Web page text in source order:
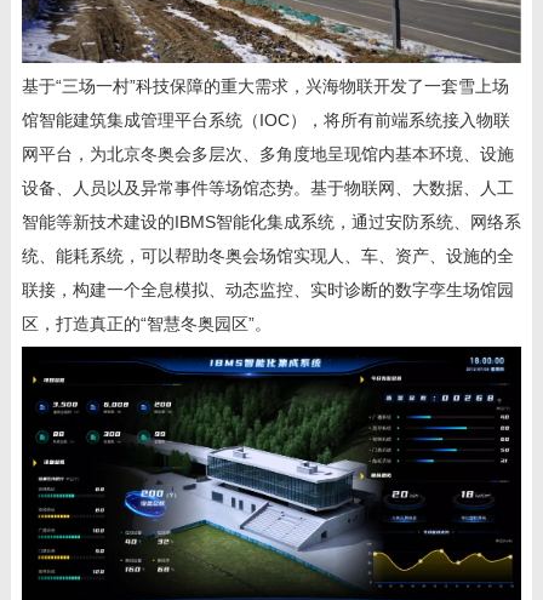
基于“三场一村”科技保障的重大需求，兴海物联开发了一套雪上场
馆智能建筑集成管理平台系统（IOC），将所有前端系统接入物联
网平台，为北京冬奥会多层次、多角度地呈现馆内基本环境、设施
设备、人员以及异常事件等场馆态势。基于物联网、大数据、人工
智能等新技术建设的IBMS智能化集成系统，通过安防系统、网络系
统、能耗系统，可以帮助冬奥会场馆实现人、车、资产、设施的全
联接，构建一个全息模拟、动态监控、实时诊断的数字孪生场馆园
区，打造真正的“智慧冬奥园区”。